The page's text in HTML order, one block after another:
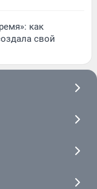
как
свой